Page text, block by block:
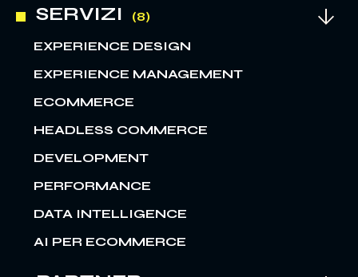
SERVIZI
EXPERIENCE DESIGN
EXPERIENCE MANAGEMENT
ECOMMERCE
HEADLESS COMMERCE
DEVELOPMENT
PERFORMANCE
DATA INTELLIGENCE
AI PER ECOMMERCE